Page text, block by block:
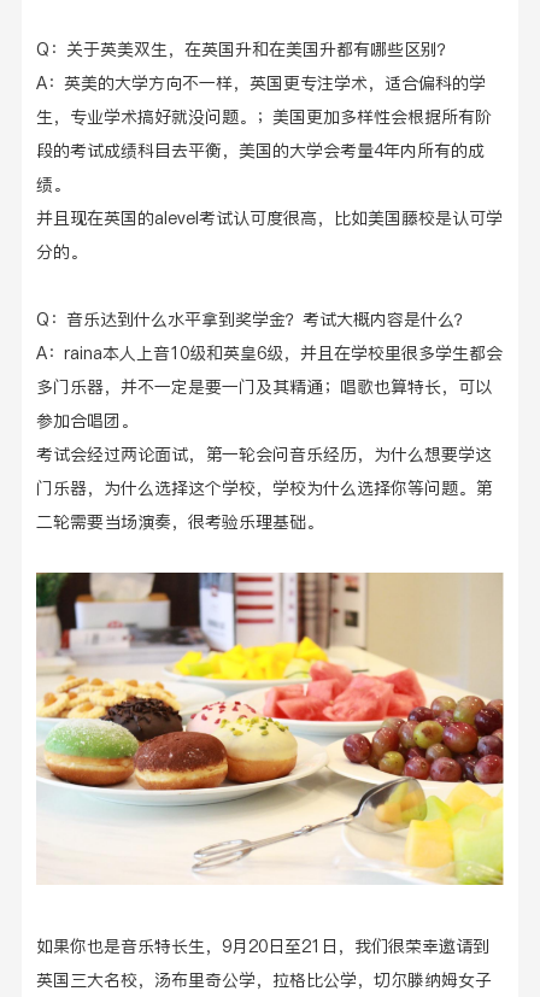
Q：关于英美双生，在英国升和在美国升都有哪些区别？
A：英美的大学方向不一样，英国更专注学术，适合偏科的学
生，专业学术搞好就没问题。；美国更加多样性会根据所有阶
段的考试成绩科目去平衡，美国的大学会考量4年内所有的成
绩。
并且现在英国的alevel考试认可度很高，比如美国藤校是认可学
分的。
Q：音乐达到什么水平拿到奖学金？考试大概内容是什么？
A：raina本人上音10级和英皇6级，并且在学校里很多学生都会
多门乐器，并不一定是要一门及其精通；唱歌也算特长，可以
参加合唱团。
考试会经过两论面试，第一轮会问音乐经历，为什么想要学这
门乐器，为什么选择这个学校，学校为什么选择你等问题。第
二轮需要当场演奏，很考验乐理基础。
如果你也是音乐特长生， 9月20日至21日，我们很荣幸邀请到
英国三大名校，汤布里奇公学，拉格比公学，切尔滕纳姆女子